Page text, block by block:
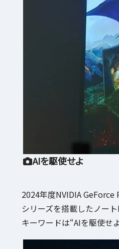
AIを駆使せよ
2024年度NVIDIA
シリーズを搭載したノート
キーワードは“AIを駆使せよ